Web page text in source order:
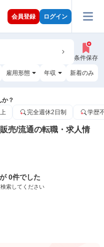
会員登録 ログイン
条件保存
雇用形態 年収 新着のみ
？
完全週休2日制 学歴
売/流通の転職・求人情
0件でした
索してください